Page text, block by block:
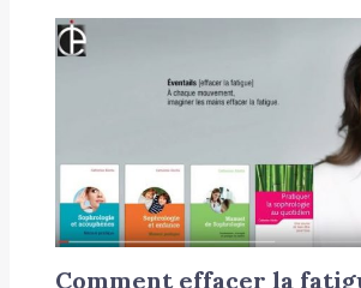
Comment effacer la